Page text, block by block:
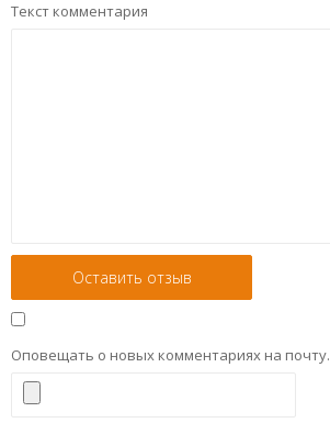
Текст комментария
Оповещать о новых комментариях на почту.